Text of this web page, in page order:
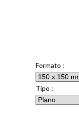
Formato :
Tipo :